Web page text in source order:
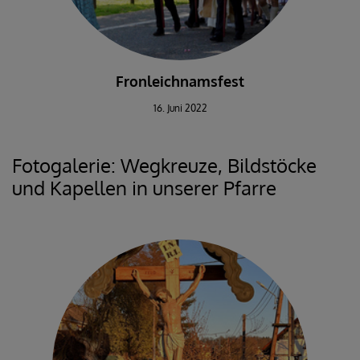
Fronleichnamsfest
16. Juni 2022
Fotogalerie: Wegkreuze, Bildstöcke
und Kapellen in unserer Pfarre